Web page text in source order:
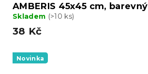
AMBERIS 45x45 cm, barevný
Skladem (>10 ks)
38 Kč
Novinka